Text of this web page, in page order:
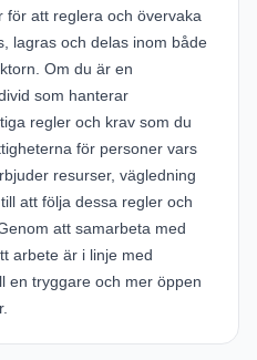
för att reglera och övervaka
lagras och delas inom både
Om du är en
som hanterar
regler och krav som du
för personer vars
resurser, vägledning
att följa dessa regler och
att samarbeta med
arbete är i linje med
en tryggare och mer öppen